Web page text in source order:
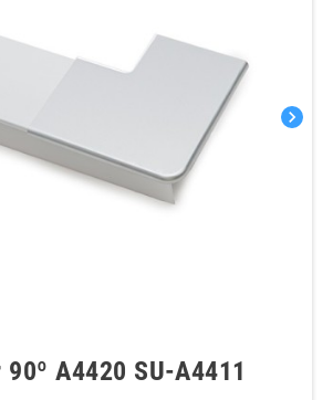
chevron_right
A4420 SU-A4411